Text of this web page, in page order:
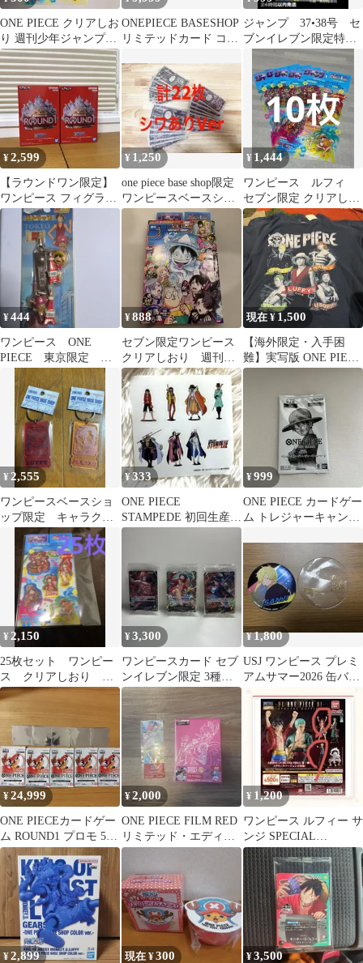
ONE PIECE クリアしお
り 週刊少年ジャンプ限
定
ONEPIECE BASESHOP
リミテッドカード コレ
ジャンプ 37•38号 セ
ブンイレブン限定特
典 クリアしおり 10
枚 ワンピース
¥2,599
【ラウンドワン限定】
ワンピース フィグライ
ブ！ モンキー・D・ル
フィ 2体セット
¥ 1,250
one piece base shop限定
ワンピースベースショ
ップ ベリー札
¥ 1,444
ワンピース ルフィ
セブン限定 クリアしお
り 10枚
¥444
ワンピース ONE
PIECE 東京限定 ス
トラップ ルフィ チ
ョッパー
¥888
セブン限定ワンピース
クリアしおり 週刊少
年ジャンプ 37・38合併
号 2026年
現在 ¥ 1,500
【海外限定・入手困
難】実写版 ONE PIECE
公式 Tシャツ Lサイズ
¥ 2,555
ワンピースベースショ
ップ限定 キャラクタ
ーチケットキーリン
グ ルフィ エース
¥333
ONE PIECE
STAMPEDE 初回生産限
定版 ステッカー
¥999
ONE PIECE カードゲー
ム トレジャーキャンペ
¥2,150
25枚セット ワンピー
ス クリアしおり セ
ブンイレブン限定 ジャ
¥3,300
ワンピースカード セブ
ンイレブン限定 3種セ
ット
¥1,800
USJ ワンピース プレミ
アムサマー2026 缶バッ
ジ サンジ
¥24,999
ONE PIECEカードゲー
ム ROUND1 プロモ 5パ
ック ステッカー付
¥2,000
ONE PIECE FILM RED
リミテッド・エディシ
ョン DVD(未開封)
¥ 1,200
ワンピース ルフィー サ
ンジ SPECIAL
EDITION 限定商品‼️
¥2,899 現在 ¥300 ¥3,500